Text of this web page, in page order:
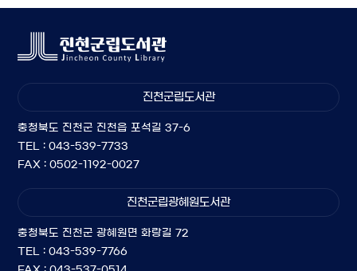
진천군립도서관
충청북도 진천군 진천읍 포석길 37-6
TEL : 043-539-7733
FAX : 0502-1192-0027
진천군립광혜원도서관
충청북도 진천군 광혜원면 화랑길 72
TEL : 043-539-7766